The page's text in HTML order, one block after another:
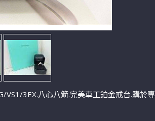
VS1/3EX.八心八箭.完美車工鉑金戒台.購